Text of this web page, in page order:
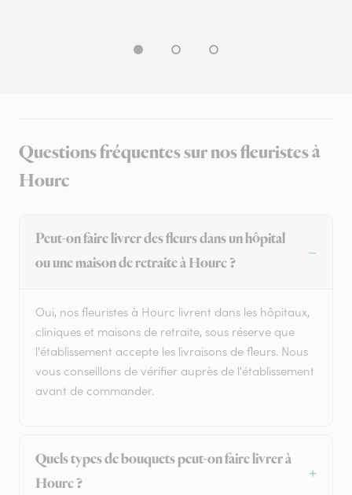
Questions fréquentes sur nos fleuristes à
Hourc
Peut-on faire livrer des fleurs dans un hôpital
ou une maison de retraite à Hourc ?
Oui, nos fleuristes à Hourc livrent dans les hôpitaux,
cliniques et maisons de retraite, sous réserve que
l'établissement accepte les livraisons de fleurs. Nous
vous conseillons de vérifier auprès de l'établissement
avant de commander.
Quels types de bouquets peut-on faire livrer à
Hourc ?